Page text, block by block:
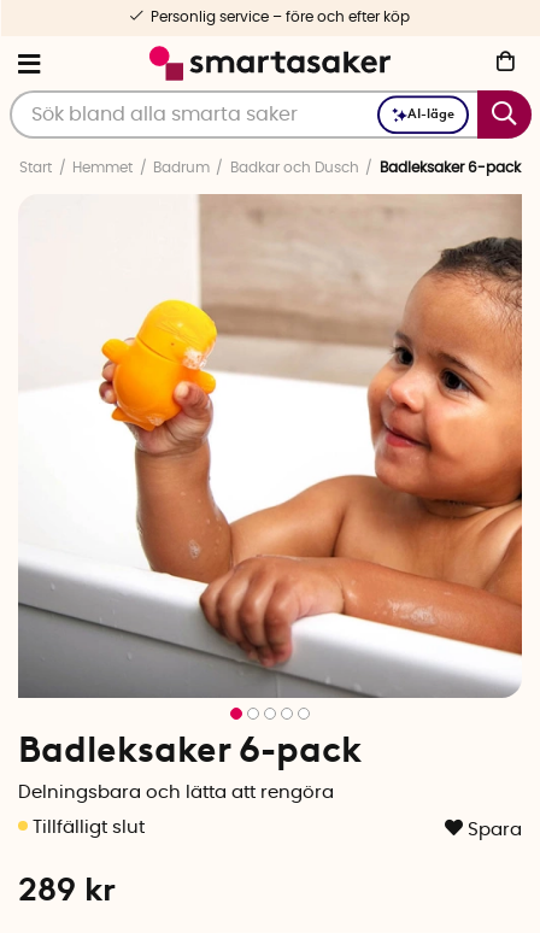
AI-läge
Personlig service – före och efter köp
Start Hemmet Badrum Badkar och Dusch Badleksaker 6-pack
Badleksaker 6-pack
Delningsbara och lätta att rengöra
Spara
289 kr